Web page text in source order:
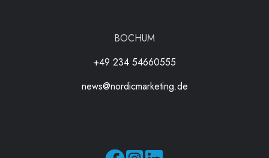
BOCHUM
+49 234 54660555
news@nordicmarketing.de